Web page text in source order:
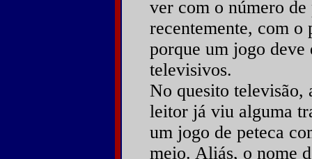
ver com o número
recentemente, com o
porque um jogo deve
televisivos.
No quesito televisão,
leitor já viu alguma
um jogo de peteca
meio. Aliás, o nome